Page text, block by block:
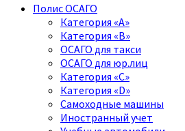
Полис ОСАГО
Категория «A»
Категория «B»
ОСАГО для такси
ОСАГО для юр.лиц
Категория «C»
Категория «D»
Самоходные машины
Иностранный учет